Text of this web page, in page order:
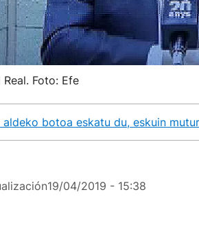
Foto: Efe
aldeko botoa eskatu du, eskuin
19/04/2019 - 15:38